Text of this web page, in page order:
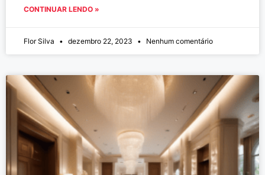
CONTINUAR LENDO »
Flor Silva dezembro 22, 2023 Nenhum comentário